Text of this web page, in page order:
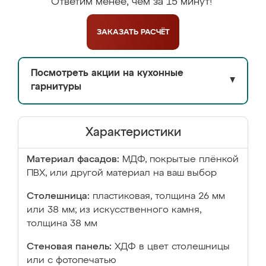
Ответим менее, чем за 15 минут!
ЗАКАЗАТЬ РАСЧЁТ
Посмотреть акции на кухонные
гарнитуры
▼
Характеристики
Материал фасадов: МДФ, покрытые плёнкой
ПВХ, или другой материал на ваш выбор
Столешница: пластиковая, толщина 26 мм
или 38 мм; из искусственного камня,
толщина 38 мм
Стеновая панель: ХДФ в цвет столешницы
или с фотопечатью